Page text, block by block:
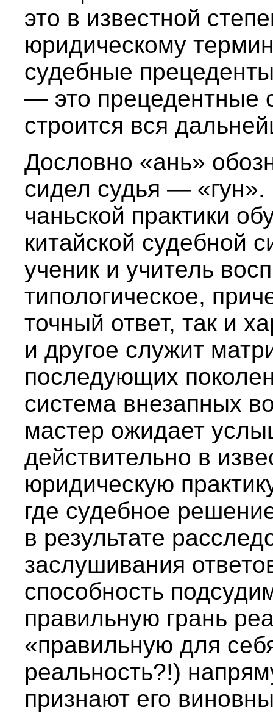
это в известной
юридическому
судебные
— это прецедентные
строится вся
Дословно «ань»
сидел судья —
чаньской практики
китайской судебной
ученик и учитель
типологическое,
точный ответ, так и
и другое служит
последующих
система внезапных
мастер ожидает
действительно в
юридическую
где судебное
в результате
заслушивания
способность
правильную грань
«правильную для
реальность?!)
признают его